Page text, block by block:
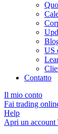
US
Contatto
Il mio conto
Fai trading
Help
Apri un account